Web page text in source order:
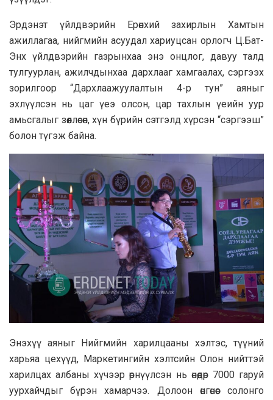
Эрдэнэт үйлдвэрийн Ерөнхий захирлын Хамтын
ажиллагаа, нийгмийн асуудал хариуцсан орлогч Ц.Бат-
Энх үйлдвэрийн газрынхаа энэ онцлог, давуу талд
тулгуурлан, ажилчдынхаа дархлааг хамгаалах, сэргээх
зорилгоор “Дархлаажуулалтын 4-р тун” аяныг
эхлүүлсэн нь цаг үеэ олсон, цар тахлын үеийн уур
амьсгалыг зөөллөсөн, хүн бүрийн сэтгэлд хүрсэн “сэргээш”
болон түгэж байна.
Энэхүү аяныг Нийгмийн харилцааны хэлтэс, түүний
харьяа цехүүд, Маркетингийн хэлтсийн Олон нийттэй
харилцах албаны хүчээр өрнүүлсэн нь өнөөдөр 7000 гаруй
уурхайчдыг бүрэн хамарчээ. Долоон өнгөнөөс солонго